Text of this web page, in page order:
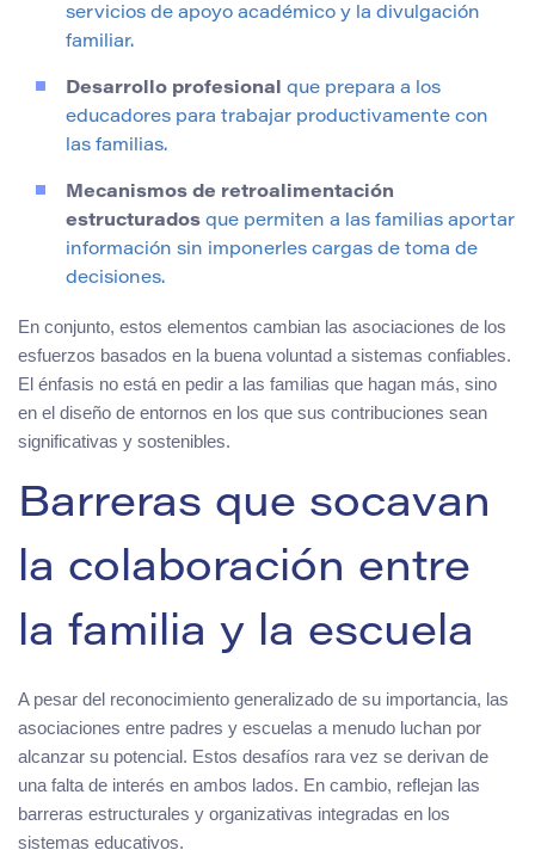
servicios de apoyo académico y la divulgación
familiar.
Desarrollo profesional que prepara a los
educadores para trabajar productivamente con
las familias.
Mecanismos de retroalimentación
estructurados que permiten a las familias aportar
información sin imponerles cargas de toma de
decisiones.
En conjunto, estos elementos cambian las asociaciones de los
esfuerzos basados en la buena voluntad a sistemas confiables.
El énfasis no está en pedir a las familias que hagan más, sino
en el diseño de entornos en los que sus contribuciones sean
significativas y sostenibles.
Barreras que socavan
la colaboración entre
la familia y la escuela
A pesar del reconocimiento generalizado de su importancia, las
asociaciones entre padres y escuelas a menudo luchan por
alcanzar su potencial. Estos desafíos rara vez se derivan de
una falta de interés en ambos lados. En cambio, reflejan las
barreras estructurales y organizativas integradas en los
sistemas educativos.